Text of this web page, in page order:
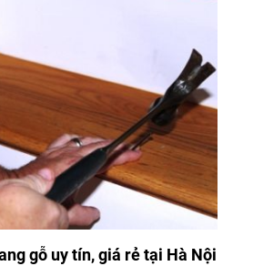
gỗ uy tín, giá rẻ tại Hà Nội